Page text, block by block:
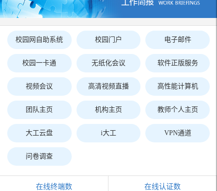
校园网自助系统 校园门户 电子邮件
校园一卡通 无纸化会议 软件正版服务
视频会议 高清视频直播 高性能计算机
团队主页 机构主页 教师个人主页
大工云盘 i大工 VPN通道
问卷调查
在线终端数
在线认证数